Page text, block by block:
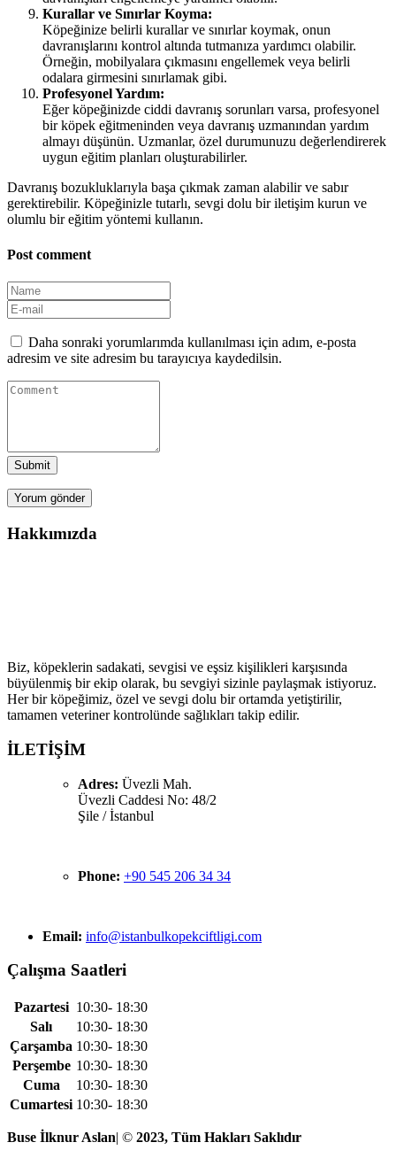
Kurallar ve Sınırlar Koyma:
Köpeğinize belirli kurallar ve sınırlar koymak, onun
davranışlarını kontrol altında tutmanıza yardımcı olabilir.
Örneğin, mobilyalara çıkmasını engellemek veya belirli
odalara girmesini sınırlamak gibi.
Profesyonel Yardım:
Eğer köpeğinizde ciddi davranış sorunları varsa, profesyonel
bir köpek eğitmeninden veya davranış uzmanından yardım
almayı düşünün. Uzmanlar, özel durumunuzu değerlendirerek
uygun eğitim planları oluşturabilirler.
Davranış bozukluklarıyla başa çıkmak zaman alabilir ve sabır
gerektirebilir. Köpeğinizle tutarlı, sevgi dolu bir iletişim kurun ve
olumlu bir eğitim yöntemi kullanın.
Post comment
Daha sonraki yorumlarımda kullanılması için adım, e-posta
adresim ve site adresim bu tarayıcıya kaydedilsin.
Submit
Hakkımızda
Biz, köpeklerin sadakati, sevgisi ve eşsiz kişilikleri karşısında
büyülenmiş bir ekip olarak, bu sevgiyi sizinle paylaşmak istiyoruz.
Her bir köpeğimiz, özel ve sevgi dolu bir ortamda yetiştirilir,
tamamen veteriner kontrolünde sağlıkları takip edilir.
İLETİŞİM
Adres: Üvezli Mah.
Üvezli Caddesi No: 48/2
Şile / İstanbul
Phone: +90 545 206 34 34
Email: info@istanbulkopekciftligi.com
Çalışma Saatleri
Pazartesi 10:30- 18:30
Salı
10:30- 18:30
Çarşamba 10:30- 18:30
Perşembe 10:30- 18:30
Cuma
10:30- 18:30
Cumartesi 10:30- 18:30
Buse İlknur Aslan| © 2023, Tüm Hakları Saklıdır